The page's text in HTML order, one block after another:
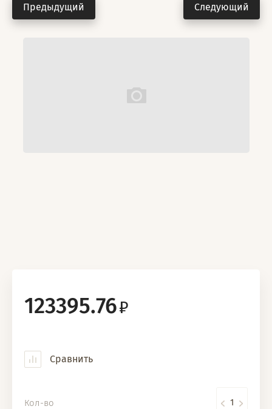
Предыдущий Следующий
123395.76
Сравнить
Кол-во